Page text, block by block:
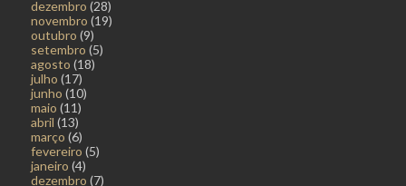
dezembro (28)
novembro (19)
outubro (9)
setembro (5)
agosto (18)
julho (17)
junho (10)
maio (11)
abril (13)
março (6)
fevereiro (5)
janeiro (4)
dezembro (7)